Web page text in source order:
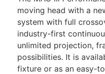
moving head with a
system with full
industry-first
unlimited projection,
possibilities. It is
fixture or as an easy-